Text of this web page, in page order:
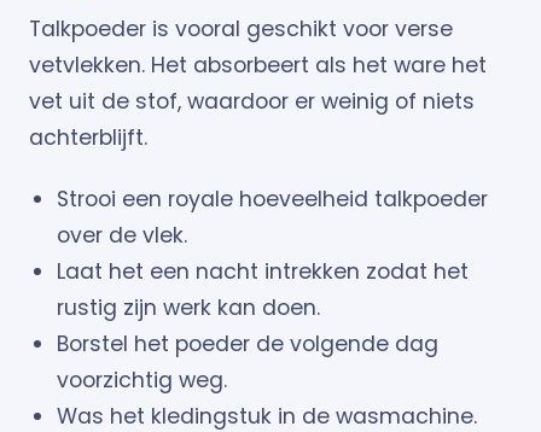
Talkpoeder is vooral geschikt voor verse
vetvlekken. Het absorbeert als het ware het
vet uit de stof, waardoor er weinig of niets
achterblijft.
Strooi een royale hoeveelheid talkpoeder
over de vlek.
Laat het een nacht intrekken zodat het
rustig zijn werk kan doen.
Borstel het poeder de volgende dag
voorzichtig weg.
Was het kledingstuk in de wasmachine.